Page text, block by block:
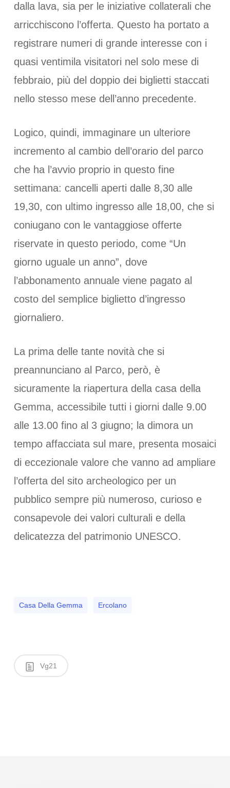
dalla lava, sia per le iniziative collaterali che
arricchiscono l’offerta. Questo ha portato a
registrare numeri di grande interesse con i
quasi ventimila visitatori nel solo mese di
febbraio, più del doppio dei biglietti staccati
nello stesso mese dell’anno precedente.
Logico, quindi, immaginare un ulteriore
incremento al cambio dell’orario del parco
che ha l’avvio proprio in questo fine
settimana: cancelli aperti dalle 8,30 alle
19,30, con ultimo ingresso alle 18,00, che si
coniugano con le vantaggiose offerte
riservate in questo periodo, come “Un
giorno uguale un anno”, dove
l’abbonamento annuale viene pagato al
costo del semplice biglietto d’ingresso
giornaliero.
La prima delle tante novità che si
preannunciano al Parco, però, è
sicuramente la riapertura della casa della
Gemma, accessibile tutti i giorni dalle 9.00
alle 13.00 fino al 3 giugno; la dimora un
tempo affacciata sul mare, presenta mosaici
di eccezionale valore che vanno ad ampliare
l’offerta del sito archeologico per un
pubblico sempre più numeroso, curioso e
consapevole dei valori culturali e della
delicatezza del patrimonio UNESCO.
Casa Della Gemma Ercolano
Vg21